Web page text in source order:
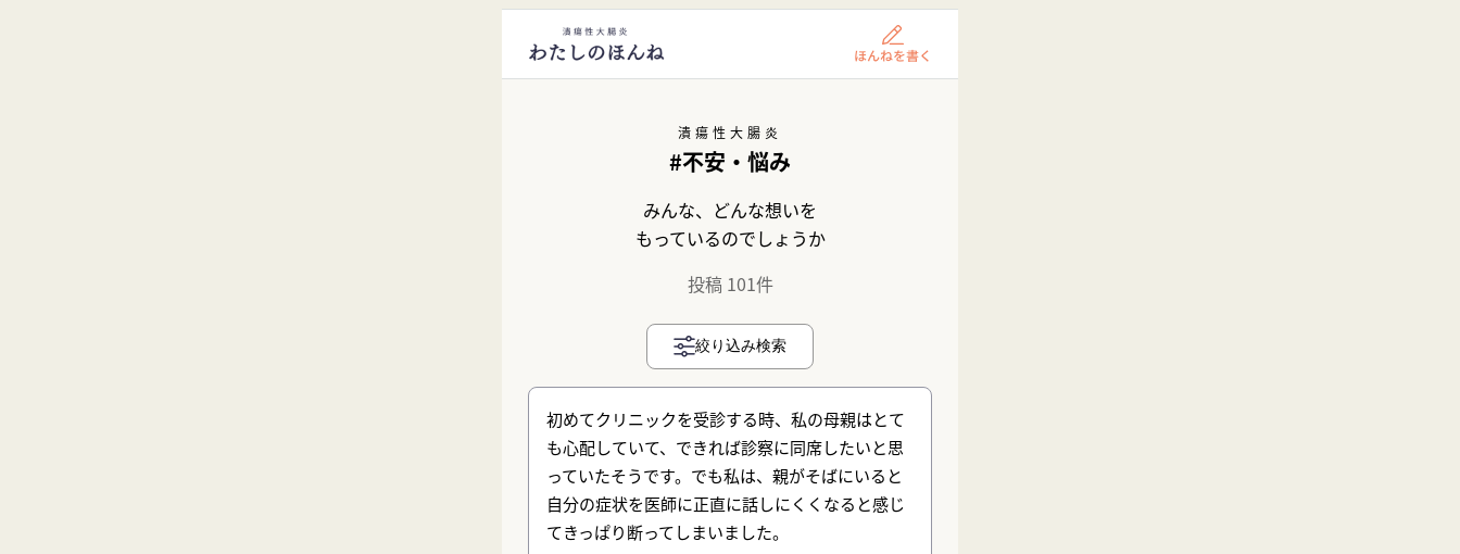
潰瘍性大腸炎
#不安・悩み
みんな、どんな想いを
もっているのでしょうか
投稿 101件
絞り込み検索
初めてクリニックを受診する時、私の母親はとて
も心配していて、できれば診察に同席したいと思
っていたそうです。でも私は、親がそばにいると
自分の症状を医師に正直に話しにくくなると感じ
てきっぱり断ってしまいました。